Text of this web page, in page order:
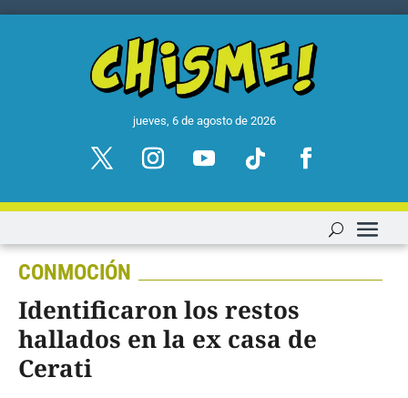
jueves, 6 de agosto de 2026
CONMOCIÓN
Identificaron los restos
hallados en la ex casa de
Cerati